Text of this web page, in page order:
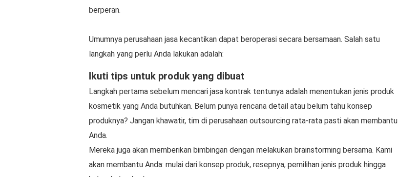
berperan.
Umumnya perusahaan jasa kecantikan dapat beroperasi secara bersamaan. Salah satu
langkah yang perlu Anda lakukan adalah:
Ikuti tips untuk produk yang dibuat
Langkah pertama sebelum mencari jasa kontrak tentunya adalah menentukan jenis produk
kosmetik yang Anda butuhkan. Belum punya rencana detail atau belum tahu konsep
produknya? Jangan khawatir, tim di perusahaan outsourcing rata-rata pasti akan membantu
Anda.
Mereka juga akan memberikan bimbingan dengan melakukan brainstorming bersama. Kami
akan membantu Anda: mulai dari konsep produk, resepnya, pemilihan jenis produk hingga